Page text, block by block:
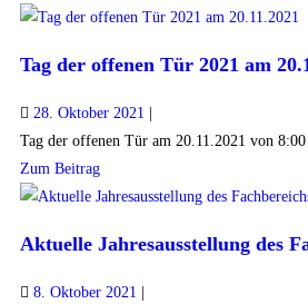
Tag der offenen Tür 2021 am
28. Oktober 2021
Tag der offenen Tür am 20.11.2021 von
Zum Beitrag
Aktuelle Jahresausstellung des
8. Oktober 2021